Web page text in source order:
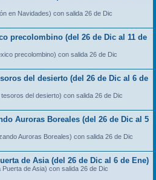
en Navidades) con salida 26 de Dic
precolombino (del 26 de Dic al 11 de
precolombino) con salida 26 de Dic
del desierto (del 26 de Dic al 6 de
del desierto) con salida 26 de Dic
Auroras Boreales (del 26 de Dic al 5
Auroras Boreales) con salida 26 de Dic
de Asia (del 26 de Dic al 6 de Ene)
de Asia) con salida 26 de Dic